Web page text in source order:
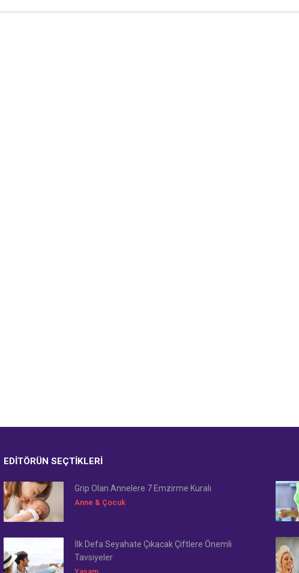
EDITÖRÜN SEÇTIKLERI
Grip Olan Annelere 7 Emzirme Kuralı
Anne & Çocuk
İlk Defa Seyahate Çıkacak Çiftlere Önemli
Tavsiyeler
Yaşam